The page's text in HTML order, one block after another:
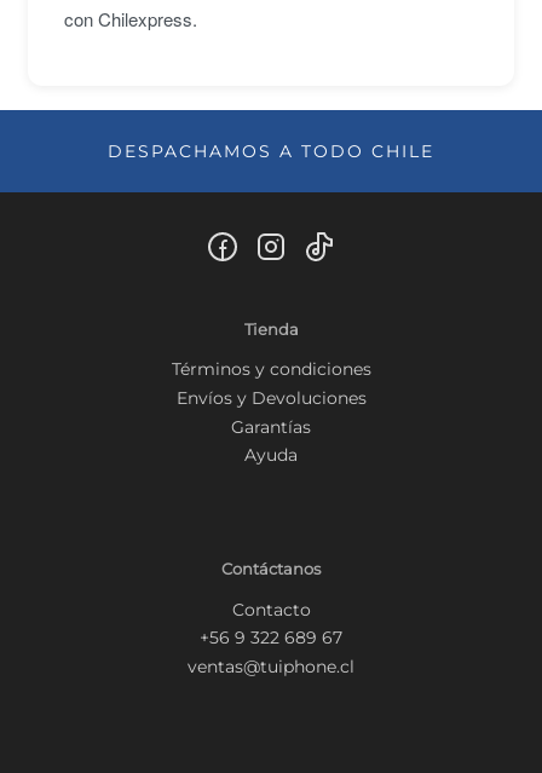
con Chilexpress.
DESPACHAMOS A TODO CHILE
Tienda
Términos y condiciones
Envíos y Devoluciones
Garantías
Ayuda
Contáctanos
Contacto
+56 9 322 689 67
ventas@tuiphone.cl